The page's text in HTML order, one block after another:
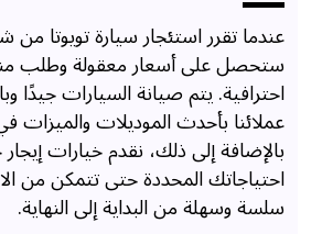
عندما تقرر استئجار سيارة تويوتا من
ستحصل على أسعار معقولة وطلب
احترافية. يتم صيانة السيارات جيدًا
عملائنا بأحدث الموديلات والميزات
بالإضافة إلى ذلك، نقدم خيارات
احتياجاتك المحددة حتى تتمكن من
سلسة وسهلة من البداية إلى النهاية.